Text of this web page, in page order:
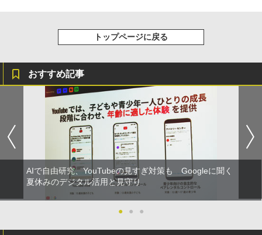
トップページに戻る
おすすめ記事
AIで自由研究、YouTubeの見すぎ対策も Googleに聞く
夏休みのデジタル活用と見守り
● ● ●